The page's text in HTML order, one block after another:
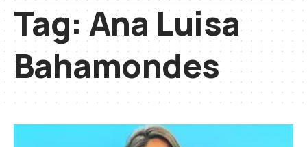
Tag:Ana Luisa
Bahamondes